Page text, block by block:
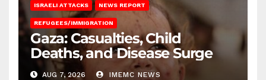
ISRAELI ATTACKS NEWS REPORT
REFUGEES/IMMIGRATION
Gaza: Casualties, Child
Deaths, and Disease Surge
AUG 7, 2026 IMEMC NEWS